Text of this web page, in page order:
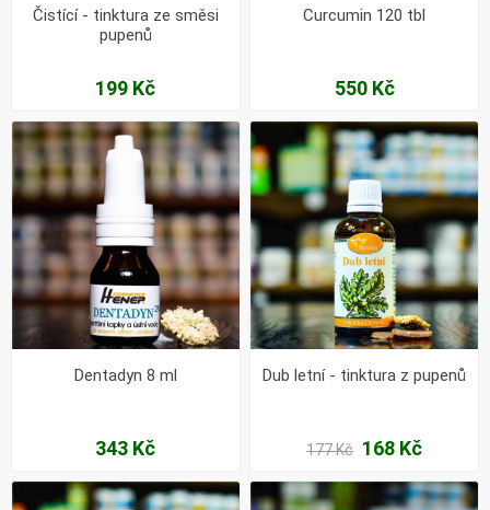
Čistící - tinktura ze směsi
pupenů
199 Kč
Curcumin 120 tbl
550 Kč
Dentadyn 8 ml
343 Kč
Dub letní - tinktura z pupenů
177 Kč 168 Kč